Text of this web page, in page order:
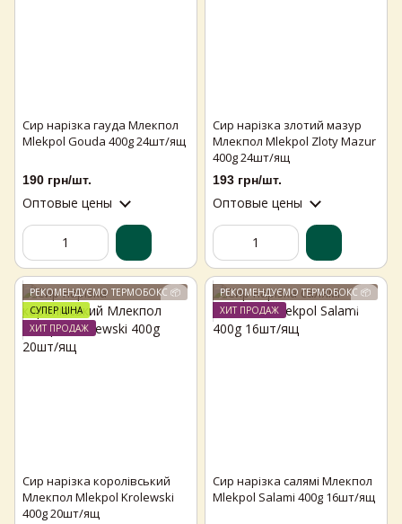
Сир нарізка гауда Млекпол
Mlekpol Gouda 400g 24шт/ящ
190 грн/шт.
Оптовые цены
Сир нарізка злотий мазур
Млекпол Mlekpol Zloty Mazur
400g 24шт/ящ
193 грн/шт.
Оптовые цены
РЕКОМЕНДУЄМО ТЕРМОБОКС 📦
СУПЕР ЦІНА
ХИТ ПРОДАЖ
Сир нарізка королівський
Млекпол Mlekpol Krolewski
400g 20шт/ящ
РЕКОМЕНДУЄМО ТЕРМОБОКС 📦
ХИТ ПРОДАЖ
Сир нарізка салямі Млекпол
Mlekpol Salami 400g 16шт/ящ